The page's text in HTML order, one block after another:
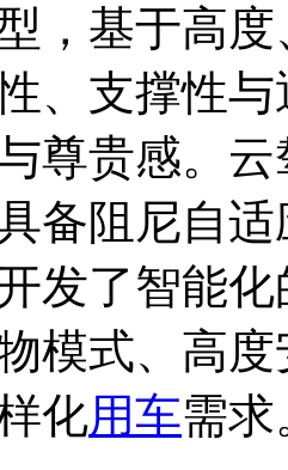
，基于高
、支撑性
尊贵感。
具备阻尼自
发了智能
模式、高
化用车需求